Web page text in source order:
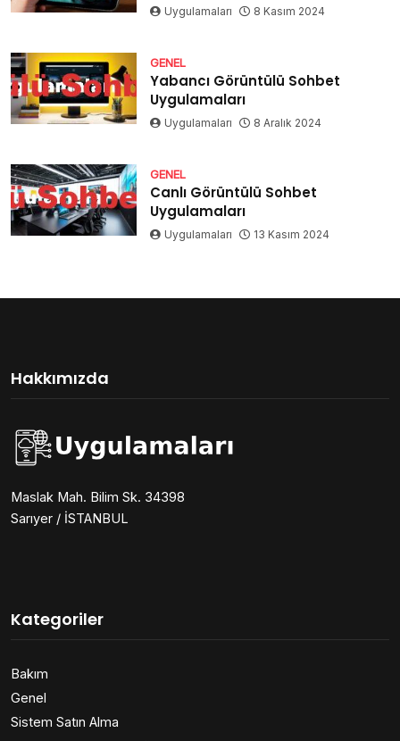
Uygulamaları 8 Kasım 2024
GENEL
Yabancı Görüntülü Sohbet
Uygulamaları
Uygulamaları 8 Aralık 2024
GENEL
Canlı Görüntülü Sohbet
Uygulamaları
Uygulamaları 13 Kasım 2024
Hakkımızda
Maslak Mah. Bilim Sk. 34398
Sarıyer / İSTANBUL
Kategoriler
Bakım
Genel
Sistem Satın Alma